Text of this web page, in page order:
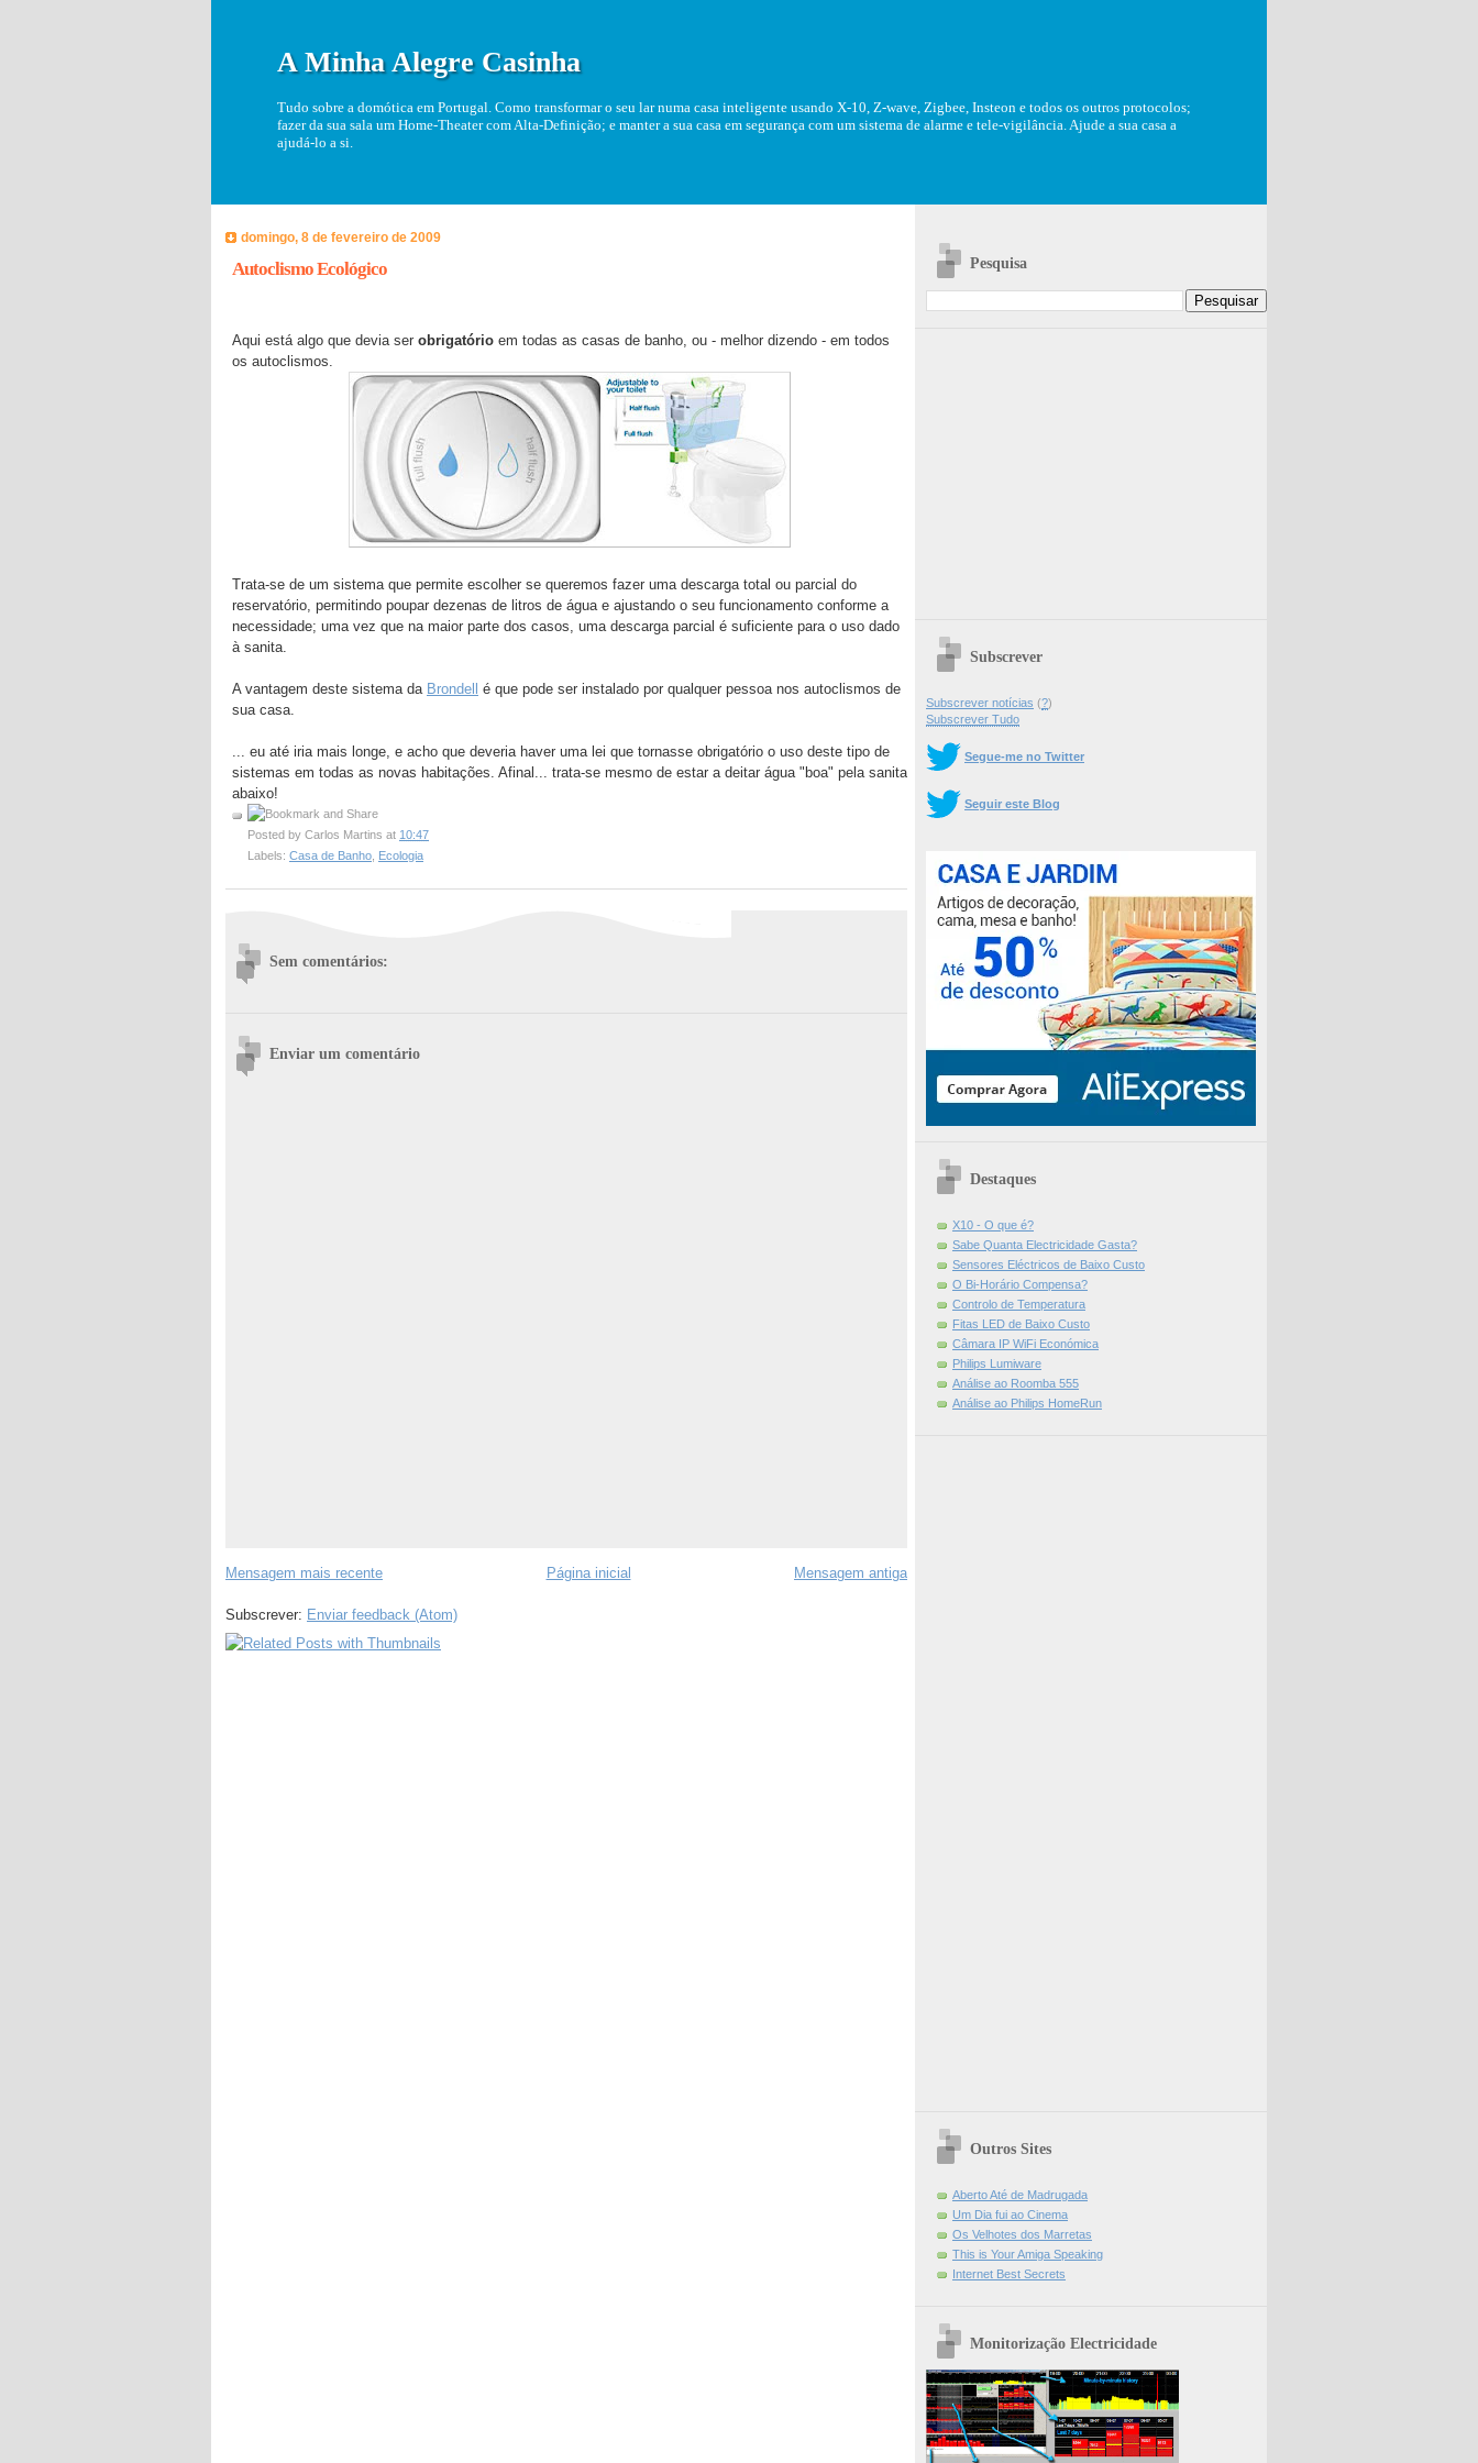
A Minha Alegre Casinha
Tudo sobre a domótica em Portugal. Como transformar o seu lar numa casa inteligente usando X-10, Z-wave, Zigbee, Insteon e todos os outros protocolos;
fazer da sua sala um Home-Theater com Alta-Definição; e manter a sua casa em segurança com um sistema de alarme e tele-vigilância. Ajude a sua casa a
ajudá-lo a si.
domingo, 8 de fevereiro de 2009
Autoclismo Ecológico
Aqui está algo que devia ser obrigatório em todas as casas de banho, ou - melhor dizendo - em todos
os autoclismos.
Trata-se de um sistema que permite escolher se queremos fazer uma descarga total ou parcial do
reservatório, permitindo poupar dezenas de litros de água e ajustando o seu funcionamento conforme a
necessidade; uma vez que na maior parte dos casos, uma descarga parcial é suficiente para o uso dado
à sanita.
A vantagem deste sistema da Brondell
é que pode ser instalado por qualquer pessoa nos autoclismos de
sua casa.
... eu até iria mais longe, e acho que deveria haver uma lei que tornasse obrigatório o uso deste tipo de
sistemas em todas as novas habitações. Afinal... trata-se mesmo de estar a deitar água "boa" pela sanita
abaixo!
Posted by Carlos Martins at 10:47
Labels: Casa de Banho, Ecologia
Sem comentários:
Enviar um comentário
Mensagem mais recente Mensagem antiga
Página inicial
Subscrever: Enviar feedback (Atom)
Pesquisa
Subscrever
Subscrever notícias (?)
Subscrever Tudo
Segue-me no Twitter
Seguir este Blog
Destaques
X10 - O que é?
Sabe Quanta Electricidade Gasta?
Sensores Eléctricos de Baixo Custo
O Bi-Horário Compensa?
Controlo de Temperatura
Fitas LED de Baixo Custo
Câmara IP WiFi Económica
Philips Lumiware
Análise ao Roomba 555
Análise ao Philips HomeRun
Outros Sites
Aberto Até de Madrugada
Um Dia fui ao Cinema
Os Velhotes dos Marretas
This is Your Amiga Speaking
Internet Best Secrets
Monitorização Electricidade